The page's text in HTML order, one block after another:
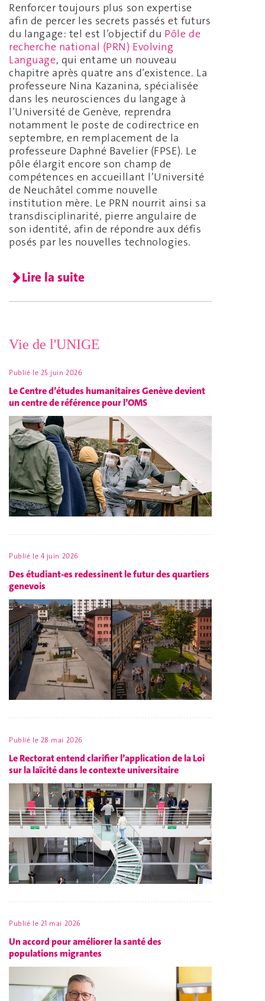
Renforcer toujours plus son expertise
afin de percer les secrets passés et futurs
du langage: tel est l’objectif du Pôle de
recherche national (PRN) Evolving
Language, qui entame un nouveau
chapitre après quatre ans d’existence. La
professeure Nina Kazanina, spécialisée
dans les neurosciences du langage à
l’Université de Genève, reprendra
notamment le poste de codirectrice en
septembre, en remplacement de la
professeure Daphné Bavelier (FPSE). Le
pôle élargit encore son champ de
compétences en accueillant l’Université
de Neuchâtel comme nouvelle
institution mère. Le PRN nourrit ainsi sa
transdisciplinarité, pierre angulaire de
son identité, afin de répondre aux défis
posés par les nouvelles technologies.
Lire la suite
Vie de l'UNIGE
Publié le 25 juin 2026
Le Centre d’études humanitaires Genève devient
un centre de référence pour l’OMS
Publié le 4 juin 2026
Des étudiant-es redessinent le futur des quartiers
genevois
Publié le 28 mai 2026
Le Rectorat entend clarifier l’application de la Loi
sur la laïcité dans le contexte universitaire
Publié le 21 mai 2026
Un accord pour améliorer la santé des
populations migrantes